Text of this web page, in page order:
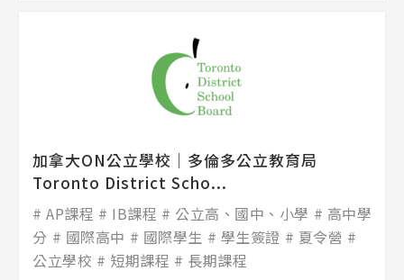
加拿大ON公立學校│多倫多公立教育局
Toronto District Scho...
AP課程 IB課程 公立高、國中、小學
高中學
分
國際高中 國際學生 學生簽證
夏令營
公立學校
短期課程 長期課程